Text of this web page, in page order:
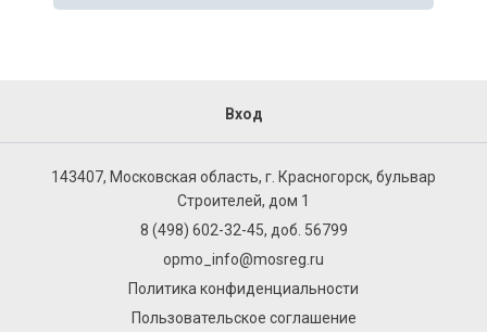
Вход
143407, Московская область, г. Красногорск, бульвар
Строителей, дом 1
8 (498) 602-32-45, доб. 56799
opmo_info@mosreg.ru
Политика конфиденциальности
Пользовательское соглашение